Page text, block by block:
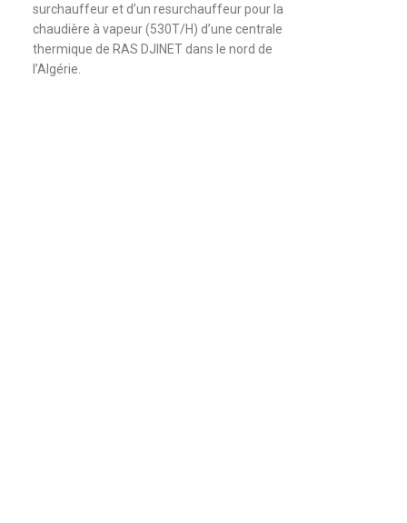
surchauffeur et d’un resurchauffeur pour la
chaudière à vapeur (530T/H) d’une centrale
thermique de RAS DJINET dans le nord de
l’Algérie.